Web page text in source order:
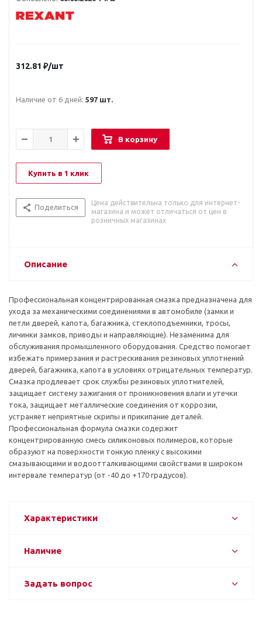
312.81 ₽/шт
Наличие от 6 дней: 597 шт.
В корзину
Купить в 1 клик
Поделиться
Цена действительна только для интернет-
магазина и может отличаться от цен в
розничных магазинах
Описание
Профессиональная концентрированная смазка предназначена для
ухода за механическими соединениями в автомобиле (замки и
петли дверей, капота, багажника, стеклоподъемники, тросы,
личинки замков, приводы и направляющие). Незаменима для
обслуживания промышленного оборудования. Средство помогает
избежать примерзания и растрескивания резиновых уплотнений
дверей, багажника, капота в условиях отрицательных температур.
Смазка продлевает срок службы резиновых уплотнителей,
защищает систему зажигания от проникновения влаги и утечки
тока, защищает металлические соединения от коррозии,
устраняет неприятные скрипы и прикипание деталей.
Профессиональная формула смазки содержит
концентрированную смесь силиконовых полимеров, которые
образуют на поверхности тонкую пленку с высокими
смазывающими и водоотталкивающими свойствами в широком
интервале температур (от -40 до +170 градусов).
Характеристики
Наличие
Задать вопрос